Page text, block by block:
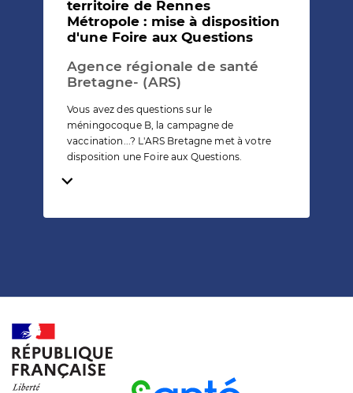
territoire de Rennes
Métropole : mise à disposition
d'une Foire aux Questions
Agence régionale de santé
Bretagne- (ARS)
Vous avez des questions sur le
méningocoque B, la campagne de
vaccination...? L'ARS Bretagne met à votre
disposition une Foire aux Questions.
Temps de lecture